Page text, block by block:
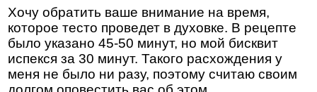
Хочу обратить ваше внимание на время,
которое тесто проведет в духовке. В рецепте
было указано 45-50 минут, но мой бисквит
испекся за 30 минут. Такого расхождения у
меня не было ни разу, поэтому считаю своим